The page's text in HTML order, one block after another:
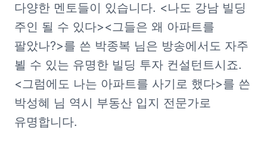
다양한 멘토들이 있습니다. <나도 강남 빌딩
주인 될 수 있다><그들은 왜 아파트를
팔았나?>를 쓴 박종복 님은 방송에서도 자주
뵐 수 있는 유명한 빌딩 투자 컨설턴트시죠.
<그럼에도 나는 아파트를 사기로 했다>를 쓴
박성혜 님 역시 부동산 입지 전문가로
유명합니다.